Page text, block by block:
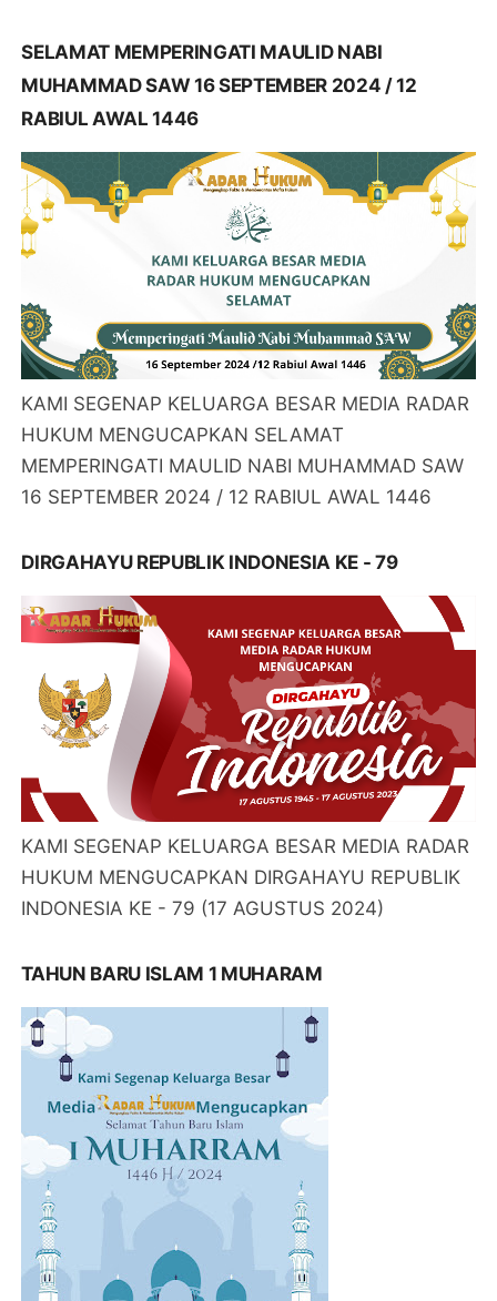
SELAMAT MEMPERINGATI MAULID NABI
MUHAMMAD SAW 16 SEPTEMBER 2024 / 12
RABIUL AWAL 1446
KAMI SEGENAP KELUARGA BESAR MEDIA RADAR
HUKUM MENGUCAPKAN SELAMAT
MEMPERINGATI MAULID NABI MUHAMMAD SAW
16 SEPTEMBER 2024 / 12 RABIUL AWAL 1446
DIRGAHAYU REPUBLIK INDONESIA KE - 79
KAMI SEGENAP KELUARGA BESAR MEDIA RADAR
HUKUM MENGUCAPKAN DIRGAHAYU REPUBLIK
INDONESIA KE - 79 (17 AGUSTUS 2024)
TAHUN BARU ISLAM 1 MUHARAM